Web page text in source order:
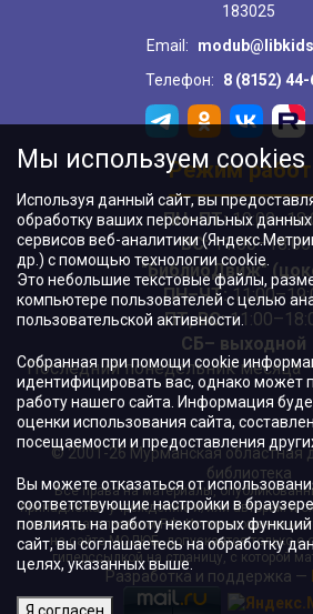
183025
Email:
Телефон:
8 (8152)
Режим
ПН–ПТ:
ВС:11:00–18:00
"БиблиоДвиж"
ПН–ЧТ:
ПТ, ВС:
СБ– выходной
Последний понедельник месяца
© 2001-26 Мурманская областная
библиотека
Все права на материалы,
принадлежат учреждению и/или авторам и
с законодательством РФ. Использование
на сайте МОДЮБ, допускается только с
гиперссылкой на страницу, с которой
Разработка и поддержка —
Мы используем cookies
Используя данный сайт, вы
обработку ваших персональных
сервисов веб-аналитики
др.) с помощью технологии cookie.
Это небольшие текстовые файлы,
компьютере пользователей с целью
пользовательской активности.
Собранная при помощи cookie
идентифицировать вас, однако может
работу нашего сайта. Информация
оценки использования сайта,
посещаемости и предоставления
Вы можете отказаться от
соответствующие настройки в
повлиять на работу некоторых
сайт, вы соглашаетесь на обработку
целях, указанных выше.